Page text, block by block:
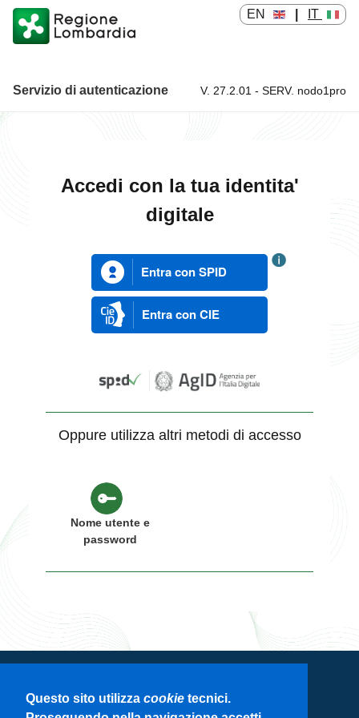
Questo sito utilizza cookie tecnici.
EN IT
Servizio di autenticazione Servizio di autenticazione
V. 27.2.01 - SERV. nodo1pro
Accedi con la tua identita'
digitale
Entra con SPID
Entra con CIE
Oppure utilizza altri metodi di accesso
Nome utente e
password
Servizio di autenticazione di Regione
Lombardia